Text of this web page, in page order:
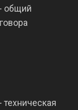
общий